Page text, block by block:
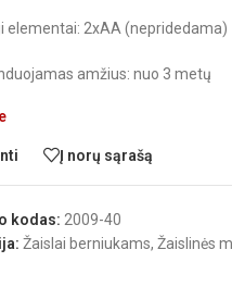
elementai: 2xAA (nepridedama)
amžius: nuo 3 metų
Į norų sąrašą
kodas: 2009-40
Žaislai berniukams, Žaislinės